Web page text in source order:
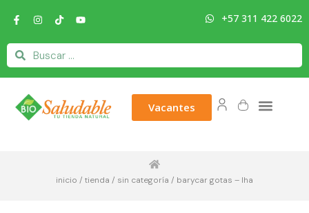
+57 311 422 6022
Vacantes
inicio / tienda / sin categoría / barycar gotas – lha